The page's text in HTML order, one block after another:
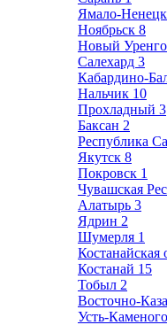
Ямало-
Ноябрьск 8
Новый
Салехард 3
Кабардино-
Нальчик 10
Прохладный 3
Баксан 2
Республика
Якутск 8
Покровск 1
Чувашская
Алатырь 3
Ядрин 2
Шумерля 1
Костанайская
Костанай 15
Тобыл 2
Восточно-
Усть-